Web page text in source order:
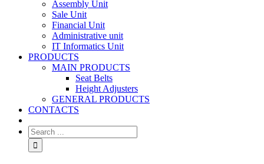
Assembly Unit
Sale Unit
Financial Unit
Administrative unit
IT Informatics Unit
PRODUCTS
MAIN PRODUCTS
Seat Belts
Height Adjusters
GENERAL PRODUCTS
CONTACTS